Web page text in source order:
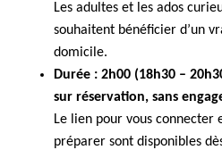
Les adultes et les ados
souhaitent bénéficier d’un
domicile.
Durée : 2h00 (18h30 –
sur réservation, sans
Le lien pour vous
préparer sont disponibles